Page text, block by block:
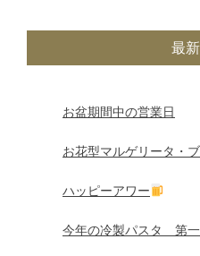
ナ
ビ
最
お盆期間中の営業日
お花型マルゲリータ・
ハッピーアワー
今年の冷製パスタ 第一